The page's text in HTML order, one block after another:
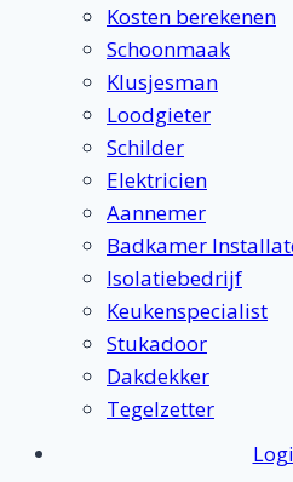
Kosten berekenen
Schoonmaak
Klusjesman
Loodgieter
Schilder
Elektricien
Aannemer
Badkamer
Isolatiebedrijf
Keukenspecialist
Stukadoor
Dakdekker
Tegelzetter